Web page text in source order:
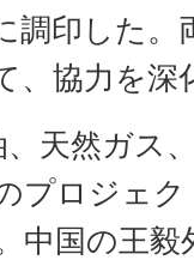
調印した。
、協力を深
天然ガス
プロジェ
中国の王毅